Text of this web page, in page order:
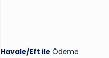
Havale/Eft ile Ödeme